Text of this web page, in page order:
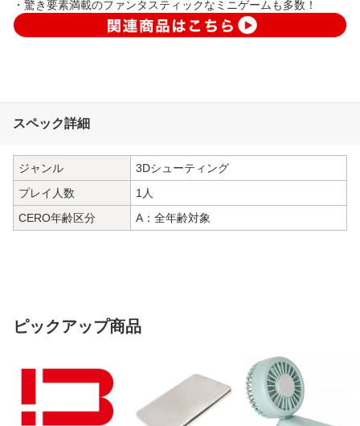
・驚き要素満載のファンタスティックなミニゲームも多数！
スペック詳細
ジャンル
3Dシューティング
プレイ人数
1人
CERO年齢区分
A：全年齢対象
ピックアップ商品